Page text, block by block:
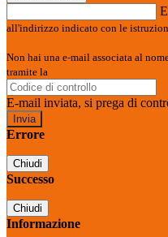
all'indirizzo indicato con le
Non hai una e-mail associata al
tramite la
E-mail inviata, si prega di
Errore
Chiudi
Successo
Chiudi
Informazione